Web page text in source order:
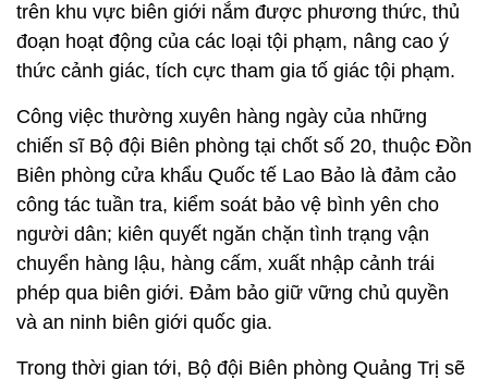
trên khu vực biên giới nắm được phương thức, thủ
đoạn hoạt động của các loại tội phạm, nâng cao ý
thức cảnh giác, tích cực tham gia tố giác tội phạm.
Công việc thường xuyên hàng ngày của những
chiến sĩ Bộ đội Biên phòng tại chốt số 20, thuộc Đồn
Biên phòng cửa khẩu Quốc tế Lao Bảo là đảm cảo
công tác tuần tra, kiểm soát bảo vệ bình yên cho
người dân; kiên quyết ngăn chặn tình trạng vận
chuyển hàng lậu, hàng cấm, xuất nhập cảnh trái
phép qua biên giới. Đảm bảo giữ vững chủ quyền
và an ninh biên giới quốc gia.
Trong thời gian tới, Bộ đội Biên phòng Quảng Trị sẽ